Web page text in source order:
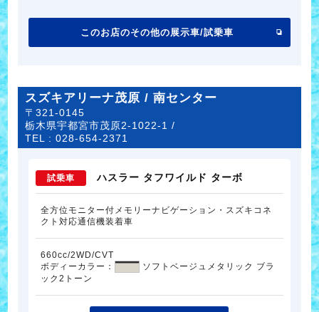
このお店のその他の展示車/試乗車
スズキアリーナ茂原 / 南センター
〒321-0145
栃木県宇都宮市茂原2-1022-1 /
TEL :028-654-2371
試乗車 ハスラー タフワイルド ターボ
全方位モニター付メモリーナビゲーション・スズキコネ
クト対応通信機装着車
660cc/2WD/CVT
ボディーカラー：
ソフトベージュメタリック ブラ
ック2トーン